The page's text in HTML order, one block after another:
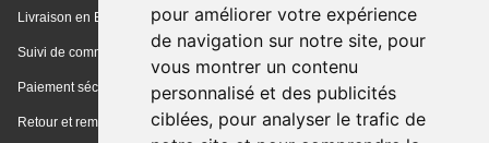
pour améliorer votre expérience
de navigation sur notre site, pour
vous montrer un contenu
personnalisé et des publicités
ciblées, pour analyser le trafic de
Livraison en Europe
Suivi de commande
Paiement sécurisé
Retour et remboursement